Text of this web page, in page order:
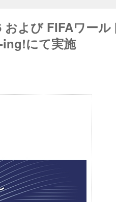
および FIFAワール
ing!にて実施